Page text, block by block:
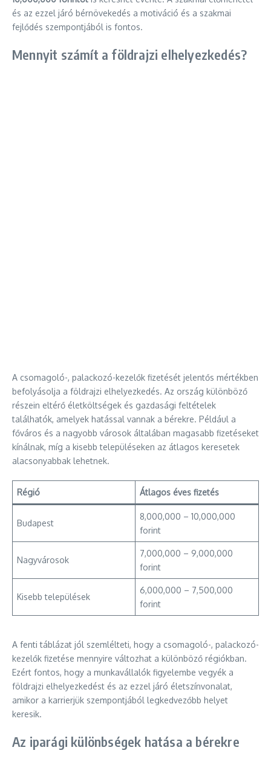
és az ezzel járó bérnövekedés a motiváció és a szakmai
fejlődés szempontjából is fontos.
Mennyit számít a földrajzi elhelyezkedés?
A csomagoló-, palackozó-kezelők fizetését jelentős mértékben
befolyásolja a földrajzi elhelyezkedés. Az ország különböző
részein eltérő életköltségek és gazdasági feltételek
találhatók, amelyek hatással vannak a bérekre. Például a
főváros és a nagyobb városok általában magasabb fizetéseket
kínálnak, míg a kisebb településeken az átlagos keresetek
alacsonyabbak lehetnek.
Régió Átlagos éves fizetés
Budapest
8,000,000 – 10,000,000
forint
Nagyvárosok
7,000,000 – 9,000,000
forint
Kisebb települések
6,000,000 – 7,500,000
forint
A fenti táblázat jól szemlélteti, hogy a csomagoló-, palackozó-
kezelők fizetése mennyire változhat a különböző régiókban.
Ezért fontos, hogy a munkavállalók figyelembe vegyék a
földrajzi elhelyezkedést és az ezzel járó életszínvonalat,
amikor a karrierjük szempontjából legkedvezőbb helyet
keresik.
Az iparági különbségek hatása a bérekre